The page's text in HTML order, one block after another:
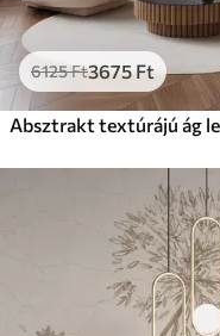
6125Ft3675 Ft